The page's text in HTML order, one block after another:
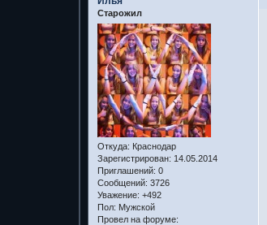
Старожил
Откуда: Краснодар
Зарегистрирован: 14.05.2014
Приглашений: 0
Сообщений: 3726
Уважение: +492
Пол: Мужской
Провел на форуме: